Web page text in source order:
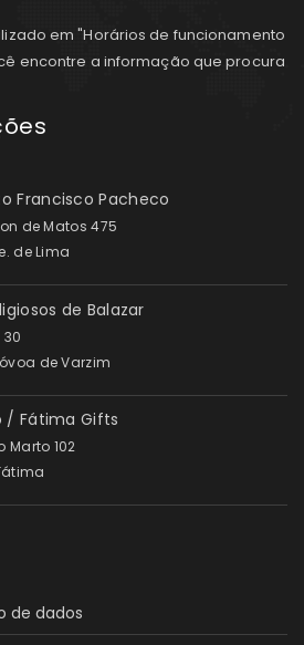
em "Horários de funcionamento
encontre a informação que procura
Francisco Pacheco
de Matos 475
de Lima
de Balazar
de Varzim
/ Fátima Gifts
Marto 102
de dados